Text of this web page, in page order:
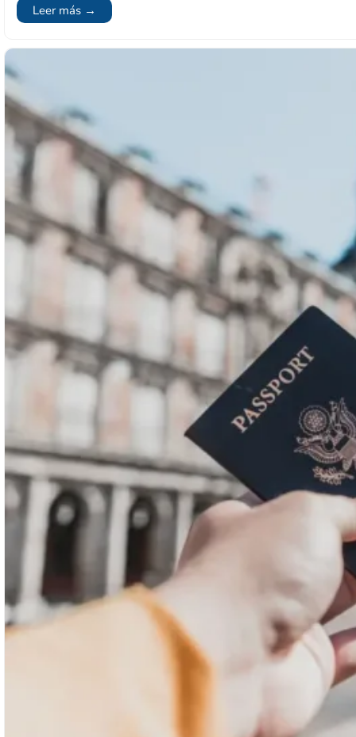
Leer más →